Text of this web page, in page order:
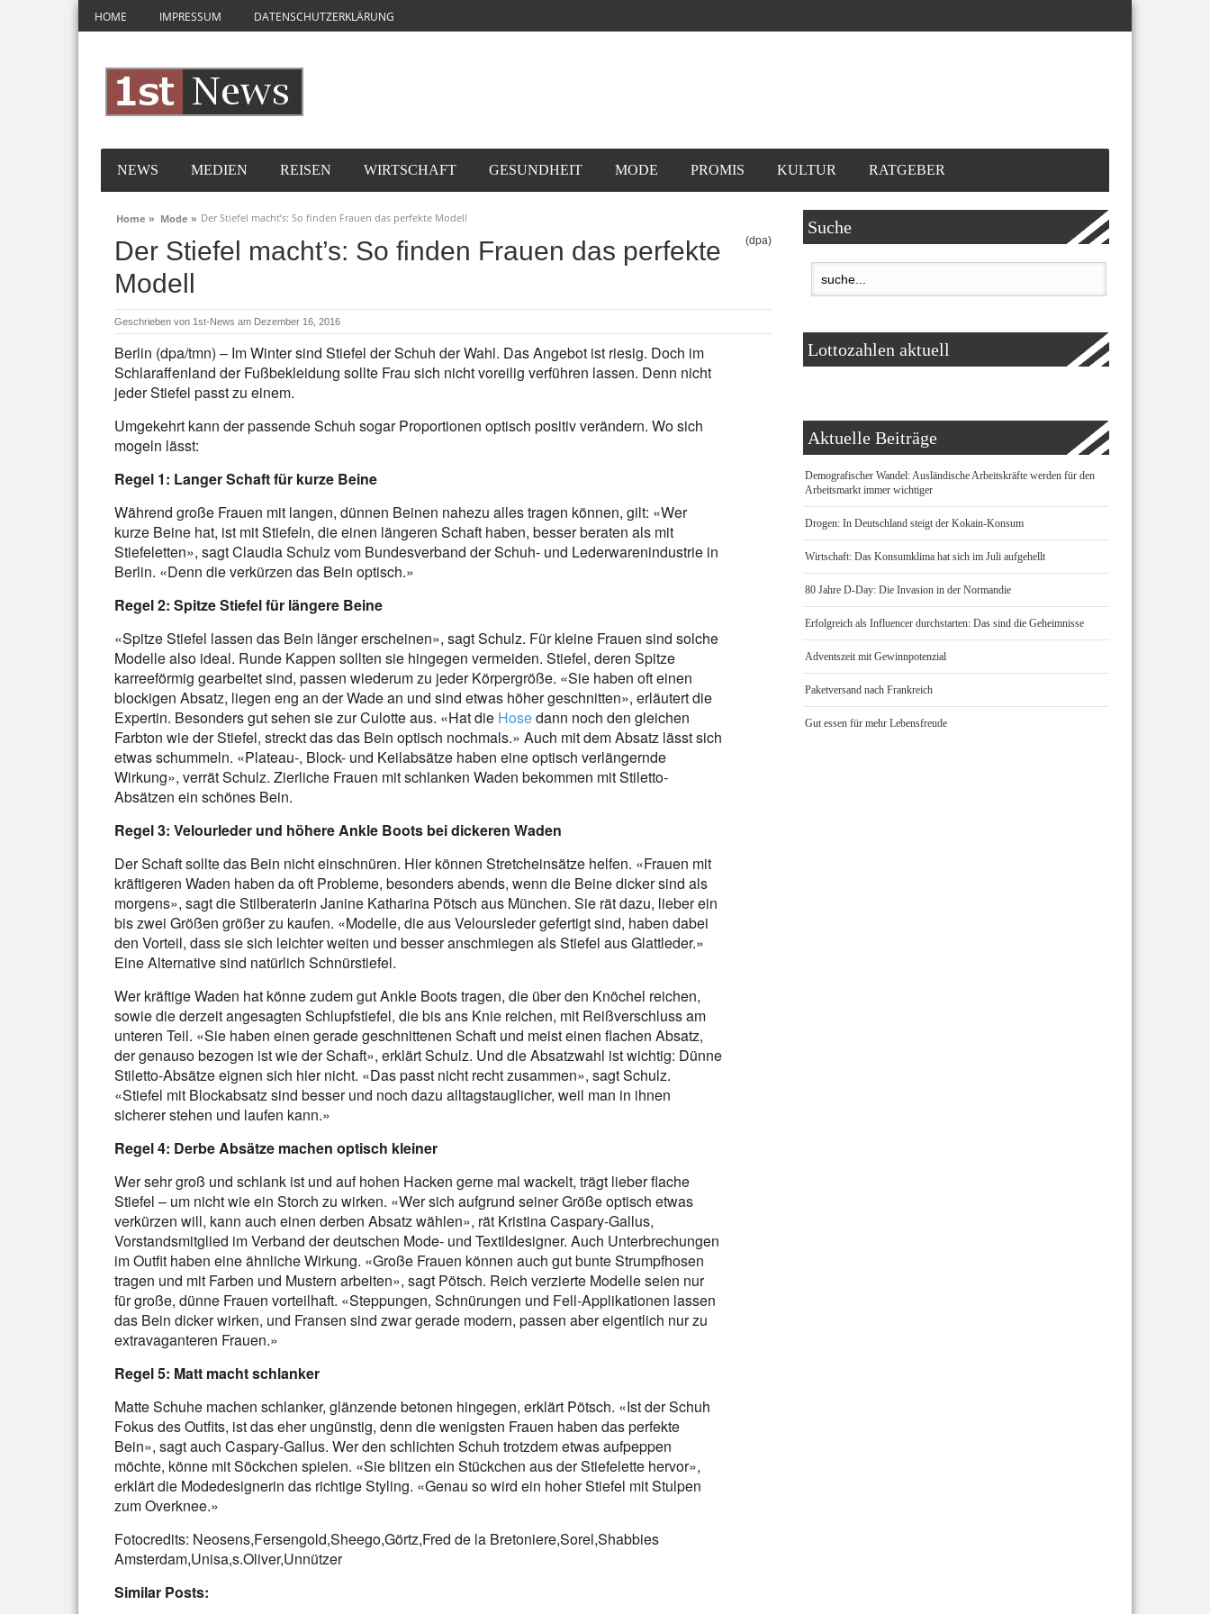
HOME IMPRESSUM DATENSCHUTZERKLÄRUNG
NEWS MEDIEN REISEN WIRTSCHAFT GESUNDHEIT MODE PROMIS KULTUR RATGEBER
Home » Mode » Der Stiefel macht’s: So finden Frauen das perfekte Modell
Der Stiefel macht’s: So finden Frauen das perfekte
Modell
(dpa)
Geschrieben von 1st-News am Dezember 16, 2016
Berlin (dpa/tmn) – Im Winter sind Stiefel der Schuh der Wahl. Das Angebot ist riesig. Doch im
Schlaraffenland der Fußbekleidung sollte Frau sich nicht voreilig verführen lassen. Denn nicht
jeder Stiefel passt zu einem.
Umgekehrt kann der passende Schuh sogar Proportionen optisch positiv verändern. Wo sich
mogeln lässt:
Regel 1: Langer Schaft für kurze Beine
Während große Frauen mit langen, dünnen Beinen nahezu alles tragen können, gilt: «Wer
kurze Beine hat, ist mit Stiefeln, die einen längeren Schaft haben, besser beraten als mit
Stiefeletten», sagt Claudia Schulz vom Bundesverband der Schuh- und Lederwarenindustrie in
Berlin. «Denn die verkürzen das Bein optisch.»
Regel 2: Spitze Stiefel für längere Beine
«Spitze Stiefel lassen das Bein länger erscheinen», sagt Schulz. Für kleine Frauen sind solche
Modelle also ideal. Runde Kappen sollten sie hingegen vermeiden. Stiefel, deren Spitze
karreeförmig gearbeitet sind, passen wiederum zu jeder Körpergröße. «Sie haben oft einen
blockigen Absatz, liegen eng an der Wade an und sind etwas höher geschnitten», erläutert die
Expertin. Besonders gut sehen sie zur Culotte aus. «Hat die Hosedann noch den gleichen
Farbton wie der Stiefel, streckt das das Bein optisch nochmals.» Auch mit dem Absatz lässt sich
etwas schummeln. «Plateau-, Block- und Keilabsätze haben eine optisch verlängernde
Wirkung», verrät Schulz. Zierliche Frauen mit schlanken Waden bekommen mit Stiletto-
Absätzen ein schönes Bein.
Regel 3: Velourleder und höhere Ankle Boots bei dickeren Waden
Der Schaft sollte das Bein nicht einschnüren. Hier können Stretcheinsätze helfen. «Frauen mit
kräftigeren Waden haben da oft Probleme, besonders abends, wenn die Beine dicker sind als
morgens», sagt die Stilberaterin Janine Katharina Pötsch aus München. Sie rät dazu, lieber ein
bis zwei Größen größer zu kaufen. «Modelle, die aus Veloursleder gefertigt sind, haben dabei
den Vorteil, dass sie sich leichter weiten und besser anschmiegen als Stiefel aus Glattleder.»
Eine Alternative sind natürlich Schnürstiefel.
Wer kräftige Waden hat könne zudem gut Ankle Boots tragen, die über den Knöchel reichen,
sowie die derzeit angesagten Schlupfstiefel, die bis ans Knie reichen, mit Reißverschluss am
unteren Teil. «Sie haben einen gerade geschnittenen Schaft und meist einen flachen Absatz,
der genauso bezogen ist wie der Schaft», erklärt Schulz. Und die Absatzwahl ist wichtig: Dünne
Stiletto-Absätze eignen sich hier nicht. «Das passt nicht recht zusammen», sagt Schulz.
«Stiefel mit Blockabsatz sind besser und noch dazu alltagstauglicher, weil man in ihnen
sicherer stehen und laufen kann.»
Regel 4: Derbe Absätze machen optisch kleiner
Wer sehr groß und schlank ist und auf hohen Hacken gerne mal wackelt, trägt lieber flache
Stiefel – um nicht wie ein Storch zu wirken. «Wer sich aufgrund seiner Größe optisch etwas
verkürzen will, kann auch einen derben Absatz wählen», rät Kristina Caspary-Gallus,
Vorstandsmitglied im Verband der deutschen Mode- und Textildesigner. Auch Unterbrechungen
im Outfit haben eine ähnliche Wirkung. «Große Frauen können auch gut bunte Strumpfhosen
tragen und mit Farben und Mustern arbeiten», sagt Pötsch. Reich verzierte Modelle seien nur
für große, dünne Frauen vorteilhaft. «Steppungen, Schnürungen und Fell-Applikationen lassen
das Bein dicker wirken, und Fransen sind zwar gerade modern, passen aber eigentlich nur zu
extravaganteren Frauen.»
Regel 5: Matt macht schlanker
Matte Schuhe machen schlanker, glänzende betonen hingegen, erklärt Pötsch. «Ist der Schuh
Fokus des Outfits, ist das eher ungünstig, denn die wenigsten Frauen haben das perfekte
Bein», sagt auch Caspary-Gallus. Wer den schlichten Schuh trotzdem etwas aufpeppen
möchte, könne mit Söckchen spielen. «Sie blitzen ein Stückchen aus der Stiefelette hervor»,
erklärt die Modedesignerin das richtige Styling. «Genau so wird ein hoher Stiefel mit Stulpen
zum Overknee.»
Fotocredits: Neosens,Fersengold,Sheego,Görtz,Fred de la Bretoniere,Sorel,Shabbies
Amsterdam,Unisa,s.Oliver,Unnützer
Similar Posts:
Suche
Lottozahlen aktuell
Aktuelle Beiträge
Demografischer Wandel: Ausländische Arbeitskräfte werden für den
Arbeitsmarkt immer wichtiger
Drogen: In Deutschland steigt der Kokain-Konsum
Wirtschaft: Das Konsumklima hat sich im Juli aufgehellt
80 Jahre D-Day: Die Invasion in der Normandie
Erfolgreich als Influencer durchstarten: Das sind die Geheimnisse
Adventszeit mit Gewinnpotenzial
Paketversand nach Frankreich
Gut essen für mehr Lebensfreude